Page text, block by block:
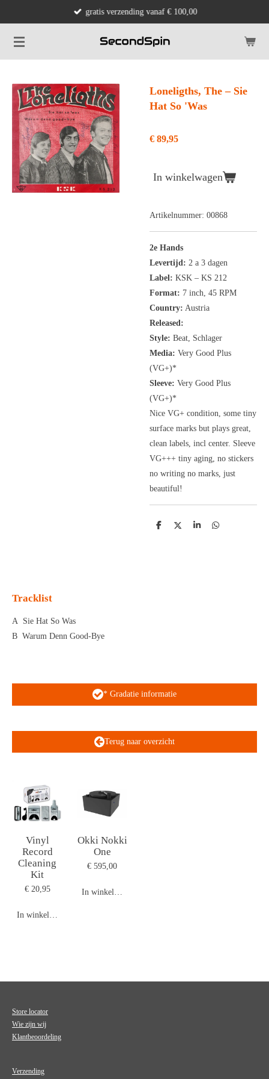
naar
de
gratis verzending vanaf € 100,00
Loneligths, The ‎– Sie
Hat So 'Was
€ 89,95
In winkelwagen
Artikelnummer: 00868
2e Hands
Levertijd: 2 a 3 dagen
Label: KSK ‎– KS 212
Format: 7 inch, 45 RPM
Country: Austria
Released:
Style: Beat, Schlager
Media: Very Good Plus
(VG+)*
Sleeve: Very Good Plus
(VG+)*
Nice VG+ condition, some tiny
surface marks but plays great,
clean labels, incl center. Sleeve
VG+++ tiny aging, no stickers
no writing no marks, just
beautiful!
D
D
S
D
Tracklist
A Sie Hat So Was
B Warum Denn Good-Bye
* Gradatie informatie
Terug naar overzicht
Vinyl
Record
Cleaning
Kit
€ 20,95
In winkelwagen
Okki Nokki
One
€ 595,00
In winkelwagen
Store locator
Wie zijn wij
Klantbeoordeling
Verzending